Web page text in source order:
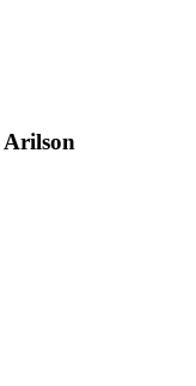
Arilson